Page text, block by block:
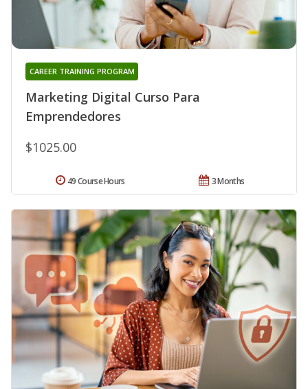
Marketing Digital Curso Para
Emprendedores
CAREER TRAINING PROGRAM
$1025.00
3 Months
49 Course Hours